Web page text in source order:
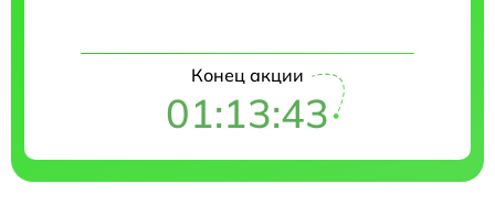
Конец акции
01:13:42